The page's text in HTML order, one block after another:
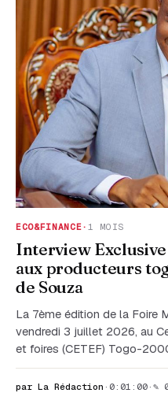
ECO&FINANCE· 1 MOIS
Interview
aux producteurs
de Souza
La 7ème édition de la Foire
vendredi 3 juillet 2026, au
et foires (CETEF) Togo-
par La Rédaction · 0:01:00 · ✎